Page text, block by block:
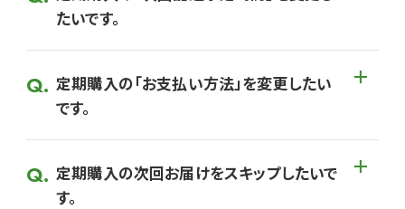
たいです。
定期購入の「お支払い方法」を変更したい
です。
定期購入の次回お届けをスキップしたいで
す。